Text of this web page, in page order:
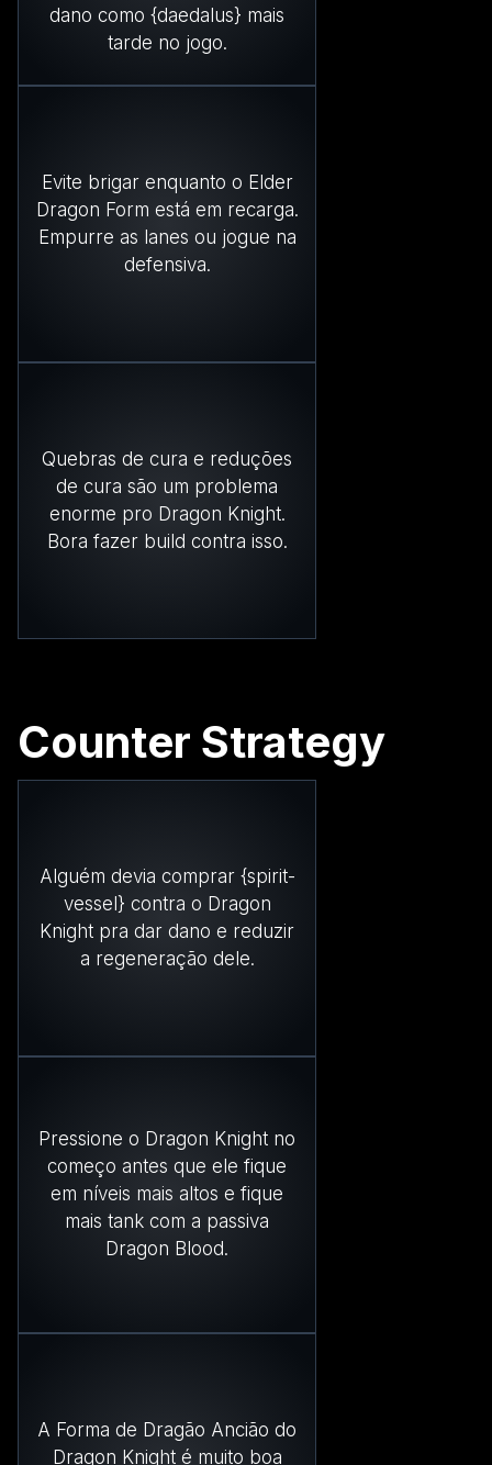
dano como {daedalus} mais
tarde no jogo.
Evite brigar enquanto o Elder
Dragon Form está em recarga.
Empurre as lanes ou jogue na
defensiva.
Quebras de cura e reduções
de cura são um problema
enorme pro Dragon Knight.
Bora fazer build contra isso.
Counter Strategy
Alguém devia comprar {spirit-
vessel} contra o Dragon
Knight pra dar dano e reduzir
a regeneração dele.
Pressione o Dragon Knight no
começo antes que ele fique
em níveis mais altos e fique
mais tank com a passiva
Dragon Blood.
A Forma de Dragão Ancião do
Dragon Knight é muito boa